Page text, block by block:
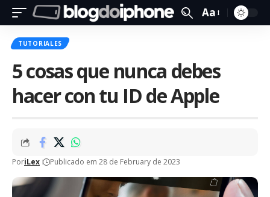
Aa
TUTORIALES
5 cosas que nunca debes
hacer con tu ID de Apple
PoriLex Publicado em 28 de February de 2023